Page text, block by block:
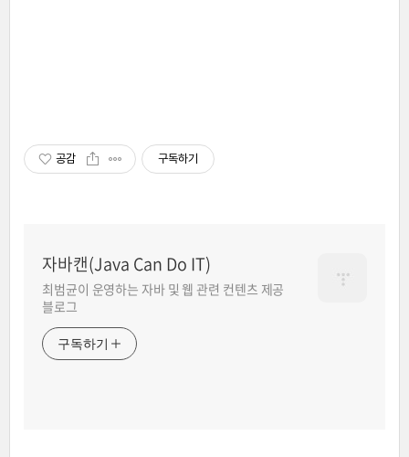
공감 구독하기
자바캔(Java Can Do IT)
최범균이 운영하는 자바 및 웹 관련 컨텐츠 제공
블로그
구독하기